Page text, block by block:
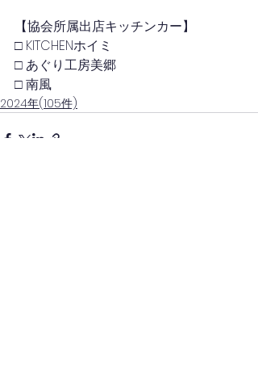
【協会所属出店キッチンカー】
□ KITCHENホイミ
□ あぐり工房美郷
□ 南風
2024年(105件)